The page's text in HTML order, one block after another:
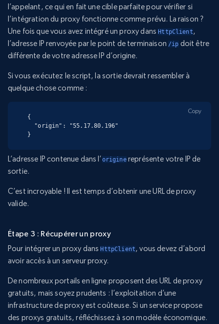
l’appelant, ce qui en fait une cible parfaite pour vérifier si
l’intégration du proxy fonctionne comme prévu. La raison ?
Une fois que vous avez intégré un proxy dansHttpClient,
l’adresse IP renvoyée par le point de terminaison /ip doit être
différente de votre adresse IP d’origine.
Si vous exécutez le script, la sortie devrait ressembler à
quelque chose comme :
{
}
Copy
L’adresse IP contenue dans l’originereprésente votre IP de
sortie.
C’est incroyable ! Il est temps d’obtenir une URL de proxy
valide.
Étape 3 : Récupérer un proxy
Pour intégrer un proxy dansHttpClient , vous devez d’abord
avoir accès à un serveur proxy.
De nombreux portails en ligne proposent des URL de proxy
gratuits, mais soyez prudents : l’exploitation d’une
infrastructure de proxy est coûteuse. Si un service propose
des proxys gratuits, réfléchissez à son modèle économique.